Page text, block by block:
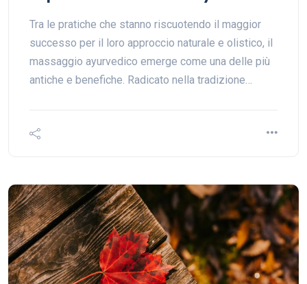
Tra le pratiche che stanno riscuotendo il maggior
successo per il loro approccio naturale e olistico, il
massaggio ayurvedico emerge come una delle più
antiche e benefiche. Radicato nella tradizione…